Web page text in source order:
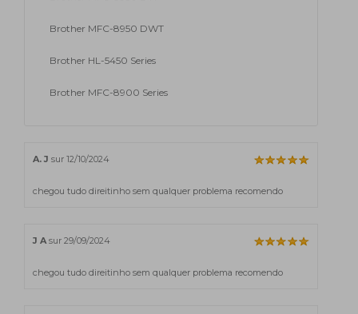
Brother MFC-8950 DWT
Brother HL-5450 Series
Brother MFC-8900 Series
A. J sur 12/10/2024
chegou tudo direitinho sem qualquer problema recomendo
J A sur 29/09/2024
chegou tudo direitinho sem qualquer problema recomendo